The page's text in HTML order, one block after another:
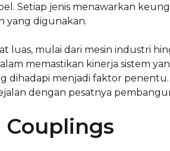
Setiap jenis menawarkan
yang digunakan.
luas, mulai dari mesin industri
memastikan kinerja sistem
dihadapi menjadi faktor
dengan pesatnya
Couplings